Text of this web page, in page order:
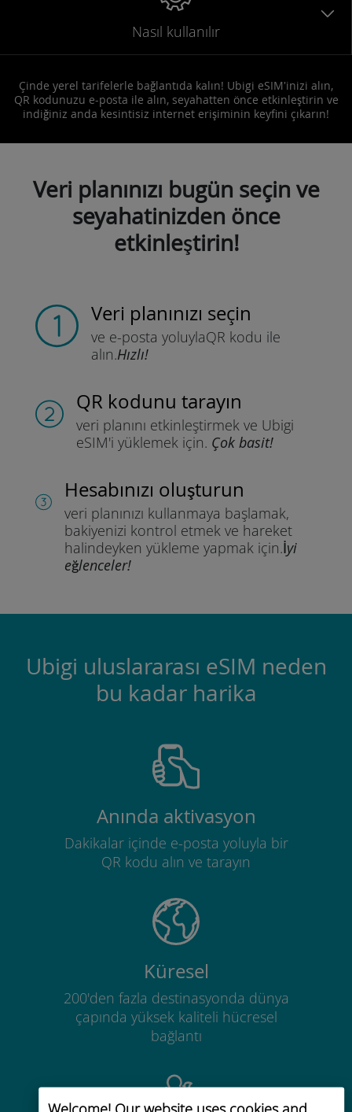
Nasıl kullanılır
Çinde yerel tarifelerle bağlantıda kalın! Ubigi eSIM'inizi alın,
QR kodunuzu e-posta ile alın, seyahatten önce etkinleştirin ve
indiğiniz anda kesintisiz internet erişiminin keyfini çıkarın!
Veri planınızı bugün seçin ve
seyahatinizden önce
etkinleştirin!
Veri planınızı seçin
ve e-posta yoluylaQR kodu ile
alın.Hızlı!
QR kodunu tarayın
veri planını etkinleştirmek ve Ubigi
eSIM'i yüklemek için. Çok basit!
Hesabınızı oluşturun
veri planınızı kullanmaya başlamak,
bakiyenizi kontrol etmek ve hareket
halindeyken yükleme yapmak için.İyi
eğlenceler!
Ubigi uluslararası eSIM neden
bu kadar harika
Anında aktivasyon
Dakikalar içinde e-posta yoluyla bir
QR kodu alın ve tarayın
Küresel
200'den fazla destinasyonda dünya
çapında yüksek kaliteli hücresel
bağlantı